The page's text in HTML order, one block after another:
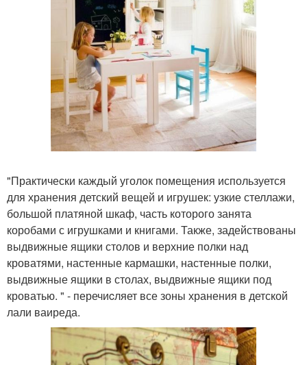
"Практически каждый уголок помещения используется
для хранения детский вещей и игрушек: узкие стеллажи,
большой платяной шкаф, часть которого занята
коробами с игрушками и книгами. Также, задействованы
выдвижные ящики столов и верхние полки над
кроватями, настенные кармашки, настенные полки,
выдвижные ящики в столах, выдвижные ящики под
кроватью. " - перечиcляет все зоны хранения в детской
лали ваиреда.